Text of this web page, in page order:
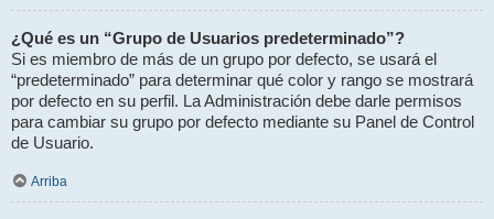
¿Qué es un “Grupo de Usuarios predeterminado”?
Si es miembro de más de un grupo por defecto, se usará el
“predeterminado” para determinar qué color y rango se mostrará
por defecto en su perfil. La Administración debe darle permisos
para cambiar su grupo por defecto mediante su Panel de Control
de Usuario.
Arriba